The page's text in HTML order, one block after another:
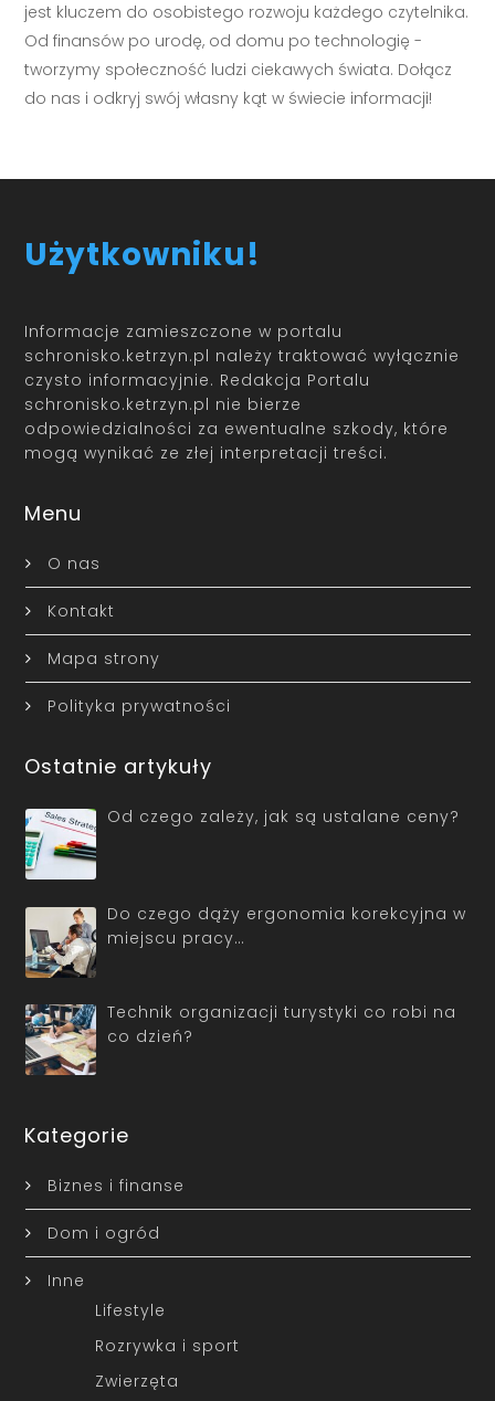
jest kluczem do osobistego rozwoju każdego czytelnika.
Od finansów po urodę, od domu po technologię -
tworzymy społeczność ludzi ciekawych świata. Dołącz
do nas i odkryj swój własny kąt w świecie informacji!
Użytkowniku!
Informacje zamieszczone w portalu
schronisko.ketrzyn.pl należy traktować wyłącznie
czysto informacyjnie. Redakcja Portalu
schronisko.ketrzyn.pl nie bierze
odpowiedzialności za ewentualne szkody, które
mogą wynikać ze złej interpretacji treści.
Menu
O nas
Kontakt
Mapa strony
Polityka prywatności
Ostatnie artykuły
Od czego zależy, jak są ustalane ceny?
Do czego dąży ergonomia korekcyjna w
miejscu pracy…
Technik organizacji turystyki co robi na
co dzień?
Kategorie
Biznes i finanse
Dom i ogród
Inne
Lifestyle
Rozrywka i sport
Zwierzęta